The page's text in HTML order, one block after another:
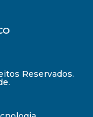
Reservados.